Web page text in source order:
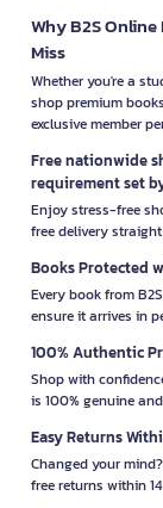
Why B2S
Miss
Whether you're a
shop premium
exclusive member
Free nationwide
requirement set
Enjoy stress-free
free delivery
Books Protected
Every book from
ensure it arrives in
100% Authentic
Shop with
is 100% genuine
Easy Returns
Changed your
free returns within